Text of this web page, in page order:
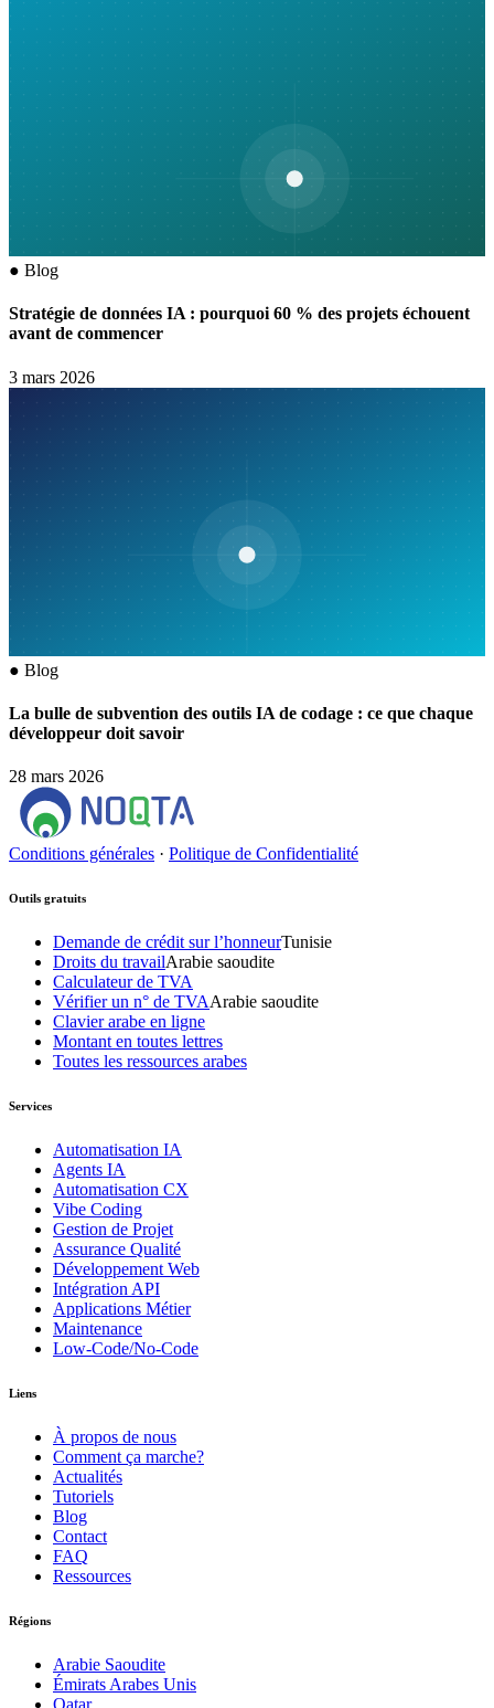
● Blog
Stratégie de données IA : pourquoi 60 % des projets échouent
avant de commencer
3 mars 2026
● Blog
La bulle de subvention des outils IA de codage : ce que chaque
développeur doit savoir
28 mars 2026
Conditions générales · Politique de Confidentialité
Outils gratuits
Demande de crédit sur l’honneurTunisie
Droits du travailArabie saoudite
Calculateur de TVA
Vérifier un n° de TVAArabie saoudite
Clavier arabe en ligne
Montant en toutes lettres
Toutes les ressources arabes
Services
Automatisation IA
Agents IA
Automatisation CX
Vibe Coding
Gestion de Projet
Assurance Qualité
Développement Web
Intégration API
Applications Métier
Maintenance
Low-Code/No-Code
Liens
À propos de nous
Comment ça marche?
Actualités
Tutoriels
Blog
Contact
FAQ
Ressources
Régions
Arabie Saoudite
Émirats Arabes Unis
Qatar